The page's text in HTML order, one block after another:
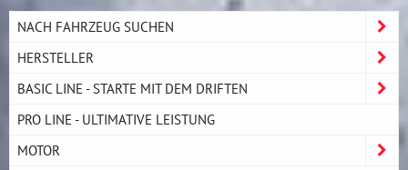
NACH FAHRZEUG SUCHEN
HERSTELLER
BASIC LINE - STARTE MIT DEM DRIFTEN
PRO LINE - ULTIMATIVE LEISTUNG
MOTOR